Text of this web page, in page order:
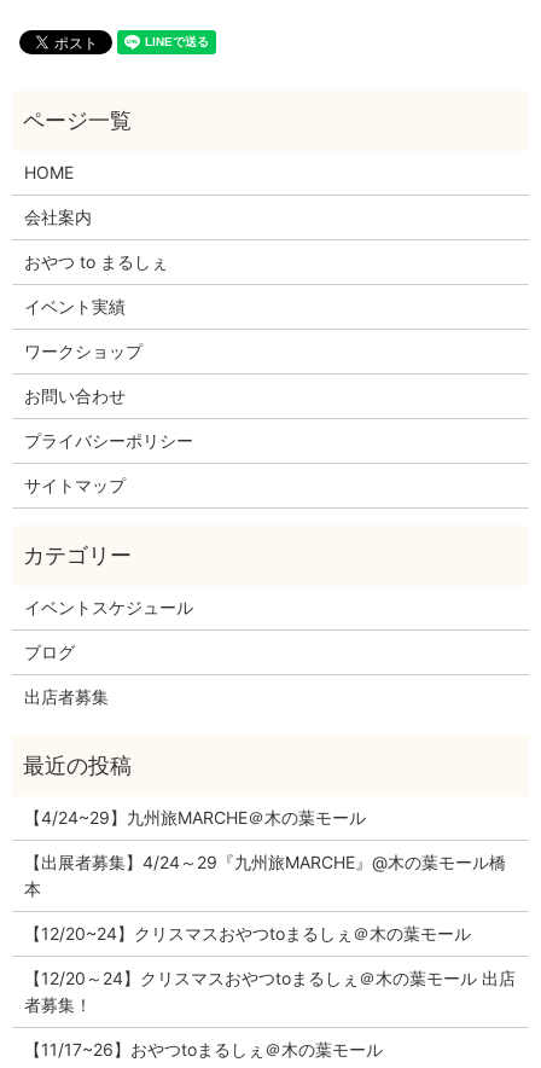
HOME
会社案内
おやつ to まるしぇ
イベント実績
ワークショップ
お問い合わせ
プライバシーポリシー
サイトマップ
イベントスケジュール
ブログ
出店者募集
【4/24~29】九州旅MARCHE＠木の葉モール
【出展者募集】4/24～29『九州旅MARCHE』@木の葉モール橋
本
【12/20~24】クリスマスおやつtoまるしぇ＠木の葉モール
【12/20～24】クリスマスおやつtoまるしぇ＠木の葉モール 出店
者募集！
【11/17~26】おやつtoまるしぇ＠木の葉モール